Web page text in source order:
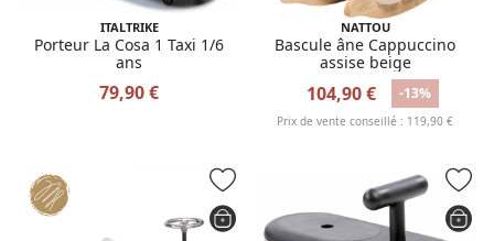
ITALTRIKE
Porteur La Cosa 1 Taxi 1/6
ans
79,90 €
NATTOU
Bascule âne Cappuccino
assise beige
104,90 € -13%
Prix de vente conseillé : 119,90 €